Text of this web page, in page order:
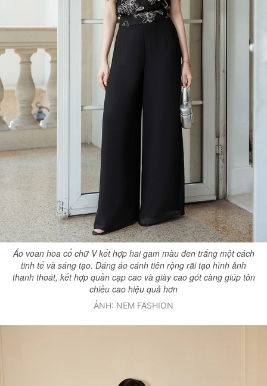
Áo voan hoa cổ chữ V kết hợp hai gam màu đen trắng một cách
tinh tế và sáng tạo. Dáng áo cánh tiên rộng rãi tạo hình ảnh
thanh thoát, kết hợp quần cạp cao và giày cao gót càng giúp tôn
chiều cao hiệu quả hơn
ẢNH: NEM FASHION